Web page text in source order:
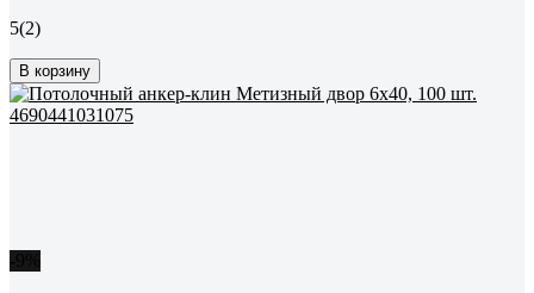
5(2)
В корзину